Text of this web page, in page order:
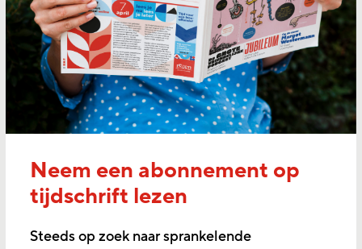
Neem een abonnement op
tijdschrift lezen
Steeds op zoek naar sprankelende